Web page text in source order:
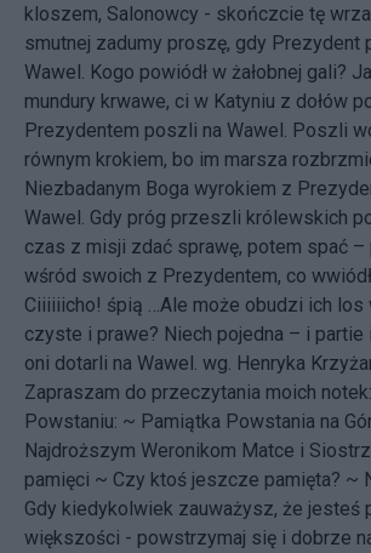
kloszem, Salonowcy - skończcie tę
smutnej zadumy proszę, gdy Prezydent
Wawel. Kogo powiódł w żałobnej gali?
mundury krwawe, ci w Katyniu z dołów
Prezydentem poszli na Wawel. Poszli
równym krokiem, bo im marsza
Niezbadanym Boga wyrokiem z
Wawel. Gdy próg przeszli królewskich
czas z misji zdać sprawę, potem spać –
wśród swoich z Prezydentem, co wwiódł
Ciiiiiicho! śpią …Ale może obudzi ich los
czyste i prawe? Niech pojedna – i partie
oni dotarli na Wawel. wg. Henryka
Zapraszam do przeczytania moich
Powstaniu: ~ Pamiątka Powstania na
Najdroższym Weronikom Matce i
pamięci ~ Czy ktoś jeszcze pamięta? ~
Gdy kiedykolwiek zauważysz, że jesteś
większości - powstrzymaj się i dobrze